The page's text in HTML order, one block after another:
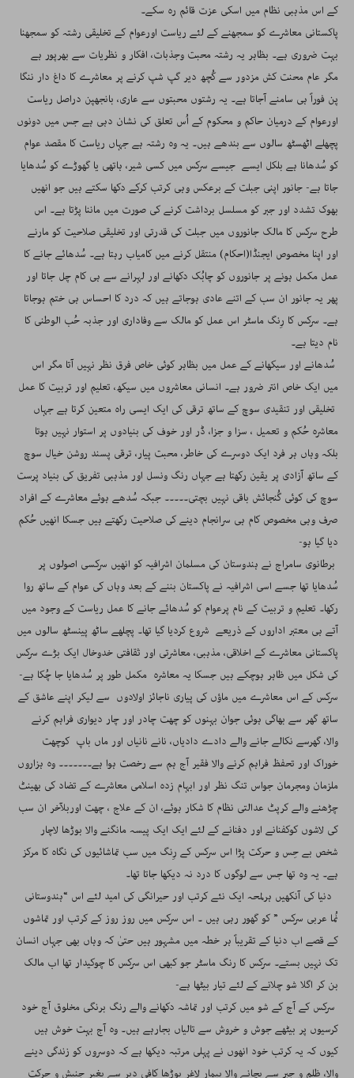
کے اس مذہبی نظام میں اسکی عزت قائم رہ سکے۔
پاکستانی معاشرے کو سمجھنے کے لئے ریاست اورعوام کے تخلیقی رشتہ کو سمجھنا
بہت ضروری ہے۔ بظاہر یہ رشتہ محبت وجذبات، افکار و نظریات سے بھرپور ہے
مگر عام محنت کش مزدور سے کُچھ دیر گپ شپ کرنے پر معاشرے کا داغ دار ننگا
پن فوراََ ہی سامنے آجاتا ہے۔ یہ رشتوں محبتوں سے عاری، بانجھپن دراصل ریاست
اورعوام کے درمیان حاکم و محکوم کے اُس تعلق کی نشان دہی ہے جس میں دونوں
پچھلے اٹھسٹھ سالوں سے بندھے ہیں۔ یہ وہ رشتہ ہے جہاں ریاست کا مقصد عوام
کو سُدھانا ہے بلکل ایسے جیسے سرکس میں کسی شیر، ہاتھی یا گھوڑے کو سُدھایا
جاتا ہے- جانور اپنی جبلت کے برعکس وہی کرتب کرکے دکھا سکتے ہیں جو انھیں
بھوک تشدد اور جبر کو مسلسل برداشت کرنے کی صورت میں ماننا پڑتا ہے۔ اس
طرح سرکس کا مالک جانوروں میں جبلت کی قدرتی اور تخلیقی صلاحیت کو مارنے
اور اپنا مخصوص ایجنڈا(احکام) منتقل کرنے میں کامیاب رہتا ہے۔ سُدھائے جانے کا
عمل مکمل ہونے پر جانوروں کو چابُک دکھانے اور لہرانے سے ہی کام چل جاتا اور
پھر یہ جانور ان سب کے اتنے عادی ہوجاتے ہیں کہ درد کا احساس ہی ختم ہوجاتا
ہے۔ سرکس کا رِنگ ماسٹر اس عمل کو مالک سے وفاداری اور جذبہ حُب الوطنی کا
نام دیتا ہے۔
سُدھانے اور سیکھانے کے عمل میں بظاہر کوئی خاص فرق نظر نہیں آتا مگر اس
میں ایک خاص انتر ضرور ہے۔ انسانی معاشروں میں سیکھ، تعلیم اور تربیت کا عمل
تخلیقی اور تنقیدی سوچ کے ساتھ ترقی کی ایک ایسی راہ متعین کرتا ہے جہاں
معاشرہ حُکم و تعمیل ، سزا و جزا، ڈر اور خوف کی بنیادوں پر استوار نہیں ہوتا
بلکہ وہاں ہر فرد ایک دوسرے کی خاطر، محبت پیار، ترقی پسند روشن خیال سوچ
کے ساتھ آزادی پر یقین رکھتا ہے جہاں رنگ ونسل اور مذہبی تفریق کی بنیاد پرست
سوچ کی کوئی گُنجائش باقی نہیں بچتی۔۔۔۔۔ جبکہ سُدھے ہوئے معاشرے کے افراد
صرف وہی مخصوص کام ہی سرانجام دینے کی صلاحیت رکھتے ہیں جسکا انھیں حُکم
دیا گیا ہو-
برطانوی سامراج نے ہندوستان کی مسلمان اشرافیہ کو انھیں سرکسی اصولوں پر
سُدھایا تھا جسے اسی اشرافیہ نے پاکستان بننے کے بعد وہاں کی عوام کے ساتھ روا
رکھا۔ تعلیم و تربیت کے نام پرعوام کو سُدھائے جانے کا عمل ریاست کے وجود میں
آتے ہی معتبر اداروں کے ذریعے شروع کردیا گیا تھا۔ پچلھے ساٹھ پینسٹھ سالوں میں
پاکستانی معاشرے کے اخلاقی، مذہبی، معاشرتی اور ثقافتی خدوخال ایک بڑے سرکس
کی شکل میں ظاہر ہوچکے ہیں جسکا یہ معاشرہ مکمل طور پر سُدھایا جا چُکا ہے-
سرکس کے اس معاشرے میں ماؤں کی پیاری ناجائز اولادوں سے لیکر اپنے عاشق کے
ساتھ گھر سے بھاگی ہوئی جوان بہنوں کو چھت چادر اور چار دیواری فراہم کرنے
والا، گھرسے نکالے جانے والے دادے دادیاں، نانے نانیاں اور ماں باپ کوچھت
خوراک اور تحفظ فراہم کرنے والا فقیر آج ہم سے رخصت ہوا ہے۔۔۔۔۔۔۔ وہ ہزاروں
ملزمان ومجرمان جواس تنگ نظر اور ابہام زدہ اسلامی معاشرے کے تضاد کی بھینٹ
چڑھنے والے کرپٹ عدالتی نظام کا شکار ہوئے، ان کے علاج ، چھت اوربلآخر ان سب
کی لاشوں کوکفنانے اور دفنانے کے لئے ایک ایک پیسہ مانگنے والا بوڑھا لاچار
شخص بے حِس و حرکت پڑا اس سرکس کے رِنگ میں سب تماشائیوں کی نگاہ کا مرکز
ہے۔ یہ وہ تھا جس سے لوگوں کا درد نہ دیکھا جاتا تھا۔
دنیا کی آنکھیں ہرلمحہ ایک نئے کرتب اور حیرانگی کی امید لئے اس “ہندوستانی
نُما عربی سرکس ” کو گھور رہی ہیں ۔ اس سرکس میں روز روز کے کرتب اور تماشوں
کے قصے اب دنیا کے تقریباََ ہر خطہ میں مشہور ہیں حتیٰ کہ وہاں بھی جہاں انسان
تک نہیں بستے۔ سرکس کا رنگ ماسٹر جو کبھی اس سرکس کا چوکیدار تھا اب مالک
بن کر اگلا شو چلانے کے لئے تیار بیٹھا ہے-
سرکس کے آج کے شو میں کرتب اور تماشہ دکھانے والے رنگ برنگی مخلوق آج خود
کرسیوں پر بیٹھے جوش و خروش سے تالیاں بجارہے ہیں۔ وہ آج بہت خوش ہیں
کیوں کہ یہ کرتب خود انھوں نے پہلی مرتبہ دیکھا ہے کہ دوسروں کو زندگی دینے
والا، ظلم و جبر سے بچانے والا بیمار لاغر بوڑھا کافی دیر سے بغیر جنبش و حرکت